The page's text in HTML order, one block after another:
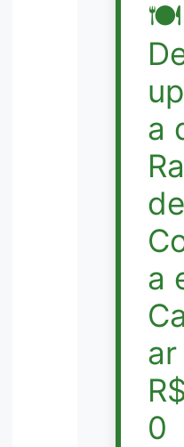
🍽️
a
de
a
0